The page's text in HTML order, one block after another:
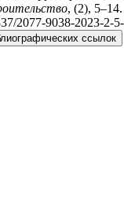
, (2), 5–14.
2077-9038-2023-2-
ссылок